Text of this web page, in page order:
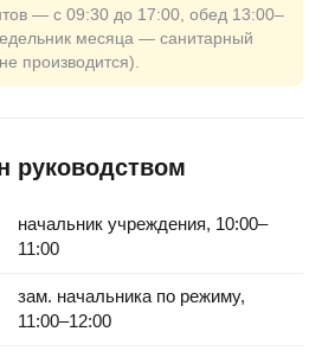
— с 09:30 до 17:00, обед 13:00–
месяца — санитарный
производится).
руководством
начальник учреждения, 10:00–
11:00
зам. начальника по режиму,
11:00–12:00